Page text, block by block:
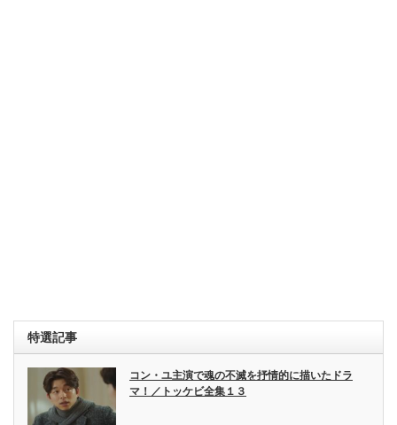
特選記事
コン・ユ主演で魂の不滅を抒情的に描いたドラ
マ！／トッケビ全集１３